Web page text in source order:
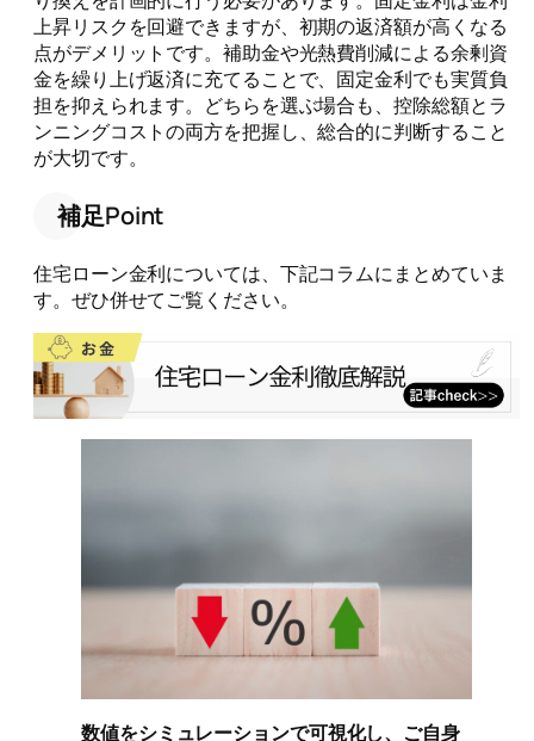
上昇リスクを回避できますが、初期の返済額が高くなる
点がデメリットです。補助金や光熱費削減による余剰資
金を繰り上げ返済に充てることで、固定金利でも実質負
担を抑えられます。どちらを選ぶ場合も、控除総額とラ
ンニングコストの両方を把握し、総合的に判断すること
が大切です。
補足Point
住宅ローン金利については、下記コラムにまとめていま
す。ぜひ併せてご覧ください。
数値をシミュレーションで可視化し、ご自身